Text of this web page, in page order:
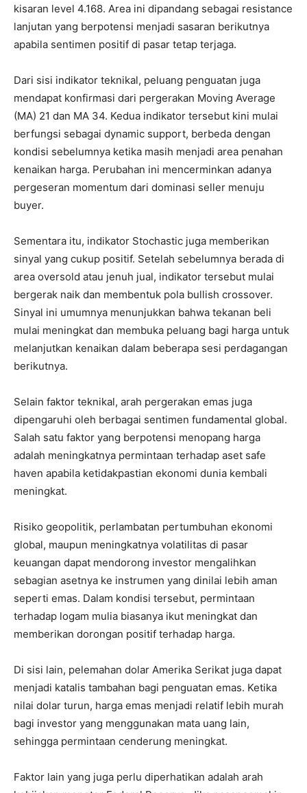
kisaran level 4.168. Area ini dipandang sebagai resistance
lanjutan yang berpotensi menjadi sasaran berikutnya
apabila sentimen positif di pasar tetap terjaga.
Dari sisi indikator teknikal, peluang penguatan juga
mendapat konfirmasi dari pergerakan Moving Average
(MA) 21 dan MA 34. Kedua indikator tersebut kini mulai
berfungsi sebagai dynamic support, berbeda dengan
kondisi sebelumnya ketika masih menjadi area penahan
kenaikan harga. Perubahan ini mencerminkan adanya
pergeseran momentum dari dominasi seller menuju
buyer.
Sementara itu, indikator Stochastic juga memberikan
sinyal yang cukup positif. Setelah sebelumnya berada di
area oversold atau jenuh jual, indikator tersebut mulai
bergerak naik dan membentuk pola bullish crossover.
Sinyal ini umumnya menunjukkan bahwa tekanan beli
mulai meningkat dan membuka peluang bagi harga untuk
melanjutkan kenaikan dalam beberapa sesi perdagangan
berikutnya.
Selain faktor teknikal, arah pergerakan emas juga
dipengaruhi oleh berbagai sentimen fundamental global.
Salah satu faktor yang berpotensi menopang harga
adalah meningkatnya permintaan terhadap aset safe
haven apabila ketidakpastian ekonomi dunia kembali
meningkat.
Risiko geopolitik, perlambatan pertumbuhan ekonomi
global, maupun meningkatnya volatilitas di pasar
keuangan dapat mendorong investor mengalihkan
sebagian asetnya ke instrumen yang dinilai lebih aman
seperti emas. Dalam kondisi tersebut, permintaan
terhadap logam mulia biasanya ikut meningkat dan
memberikan dorongan positif terhadap harga.
Di sisi lain, pelemahan dolar Amerika Serikat juga dapat
menjadi katalis tambahan bagi penguatan emas. Ketika
nilai dolar turun, harga emas menjadi relatif lebih murah
bagi investor yang menggunakan mata uang lain,
sehingga permintaan cenderung meningkat.
Faktor lain yang juga perlu diperhatikan adalah arah